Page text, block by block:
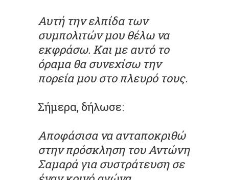
Αυτή την ελπίδα των
συμπολιτών μου θέλω να
εκφράσω. Και με αυτό το
όραμα θα συνεχίσω την
πορεία μου στο πλευρό τους.
Σήμερα, δήλωσε:
Αποφάσισα να ανταποκριθώ
στην πρόσκληση του Αντώνη
Σαμαρά για συστράτευση σε